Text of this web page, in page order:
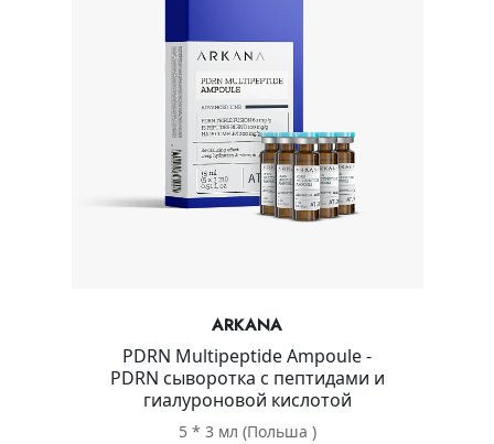
ARKANA
PDRN Multipeptide Ampoule -
PDRN сыворотка с пептидами и
гиалуроновой кислотой
5 * 3 мл (Польша )